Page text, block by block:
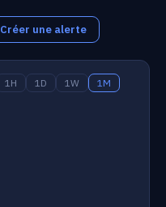
Créer une alerte
1H 1D 1W
1M